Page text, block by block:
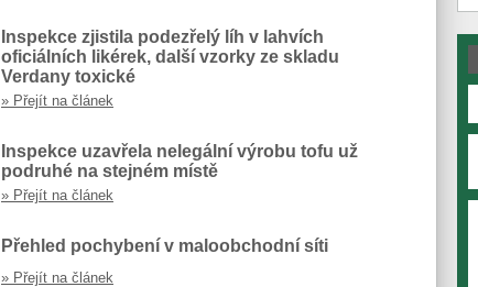
Inspekce zjistila podezřelý líh v lahvích
oficiálních likérek, další vzorky ze skladu
Verdany toxické
» Přejít na článek
Inspekce uzavřela nelegální výrobu tofu už
podruhé na stejném místě
» Přejít na článek
Přehled pochybení v maloobchodní síti
» Přejít na článek